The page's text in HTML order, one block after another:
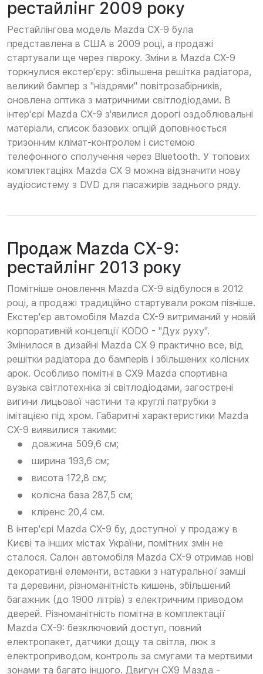
рестайлінг 2009 року
Рестайлінгова модель Mazda CX-9 була
представлена в США в 2009 році, а продажі
стартували ще через півроку. Зміни в Mazda CX-9
торкнулися екстер'єру: збільшена решітка радіатора,
великий бампер з "ніздрями" повітрозабірників,
оновлена оптика з матричними світлодіодами. В
інтер'єрі Mazda CX-9 з'явилися дорогі оздоблювальні
матеріали, список базових опцій доповнюється
тризонним клімат-контролем і системою
телефонного сполучення через Bluetooth. У топових
комплектаціях Mazda СХ 9 можна відзначити нову
аудіосистему з DVD для пасажирів заднього ряду.
Продаж Mazda CX-9:
рестайлінг 2013 року
Помітніше оновлення Mazda CX-9 відбулося в 2012
році, а продажі традиційно стартували роком пізніше.
Екстер'єр автомобіля Mazda CX-9 витриманий у новій
корпоративній концепції KODO - "Дух руху".
Змінилося в дизайні Mazda СХ 9 практично все, від
решітки радіатора до бамперів і збільшених колісних
арок. Особливо помітні в CX9 Mazda спортивна
вузька світлотехніка зі світлодіодами, загострені
вигини лицьової частини та круглі патрубки з
імітацією під хром. Габаритні характеристики Mazda
CX-9 виявилися такими:
довжина 509,6 см;
ширина 193,6 см;
висота 172,8 см;
колісна база 287,5 см;
кліренс 20,4 см.
В інтер'єрі Mazda CX-9 бу, доступної у продажу в
Києві та інших містах України, помітних змін не
сталося. Салон автомобіля Mazda CX-9 отримав нові
декоративні елементи, вставки з натуральної замші
та деревини, різноманітність кишень, збільшений
багажник (до 1900 літрів) з електричним приводом
дверей. Різноманітність помітна в комплектації
Mazda CX-9: безключовий доступ, повний
електропакет, датчики дощу та світла, люк з
електроприводом, контроль за смугами та мертвими
зонами та багато іншого. Двигун CX9 Мазда -